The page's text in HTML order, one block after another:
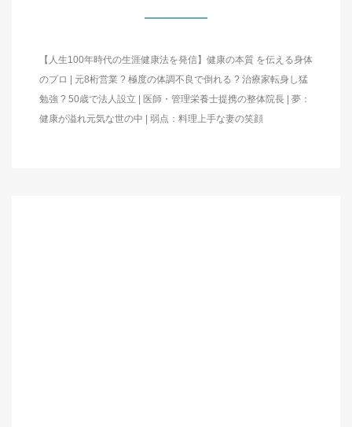
【人生100年時代の生涯健康法を発信】健康の本質 を伝える身体
のプロ | 元8桁営業 ? 極度の体調不良で倒れる ? 治療家転身し猛
勉強 ? 50歳で法人設立 | 医師・管理栄養士提携の整体院長 | 夢：
健康が溢れ元気な世の中 | 弱点：料理上手な妻の笑顔